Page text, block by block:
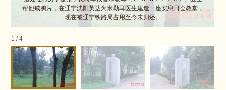
帮他戒鸦片，在辽宁沈阳英达为米勒耳医生建造一座安息日会教堂，
现在被辽宁铁路局占用至今未归还。
1 /4